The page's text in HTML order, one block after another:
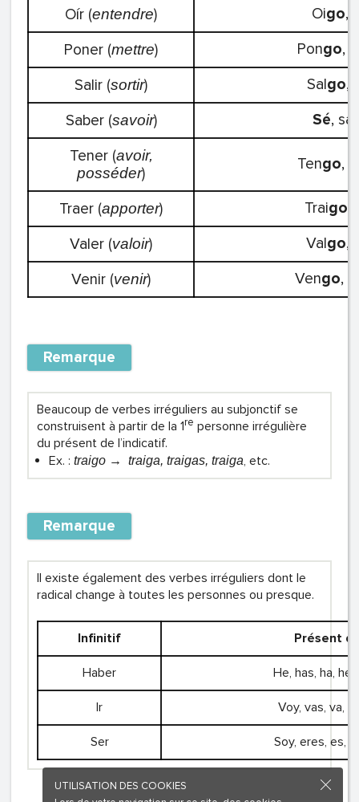
Oír (entendre) Oigo,
Poner (mettre) Pongo,
Salir (sortir) Salgo,
Saber (savoir) Sé,
Tener (avoir,
posséder) Tengo,
Traer (apporter) Traigo
Valer (valoir) Valgo,
Venir (venir) Vengo,
Remarque
Beaucoup de verbes irréguliers au subjonctif se
construisent à partir de la 1re personne irrégulière
du présent de l’indicatif.
Ex. : traigo → traiga, traigas, traiga, etc.
Remarque
Il existe également des verbes irréguliers dont le
radical change à toutes les personnes ou presque.
Infinitif Présent
Haber He, has, ha,
Ir Voy, vas, va,
Ser Soy, eres, es,
UTILISATION DES COOKIES